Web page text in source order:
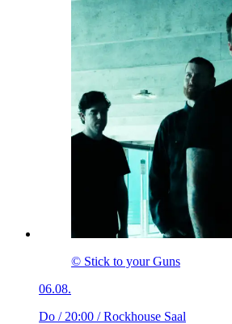
© Stick to your Guns
06.08.
Do / 20:00 / Rockhouse Saal